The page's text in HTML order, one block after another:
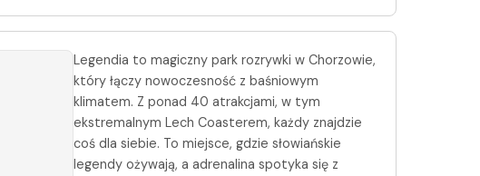
Legendia to magiczny park rozrywki w Chorzowie,
który łączy nowoczesność z baśniowym
klimatem. Z ponad 40 atrakcjami, w tym
ekstremalnym Lech Coasterem, każdy znajdzie
coś dla siebie. To miejsce, gdzie słowiańskie
legendy ożywają, a adrenalina spotyka się z